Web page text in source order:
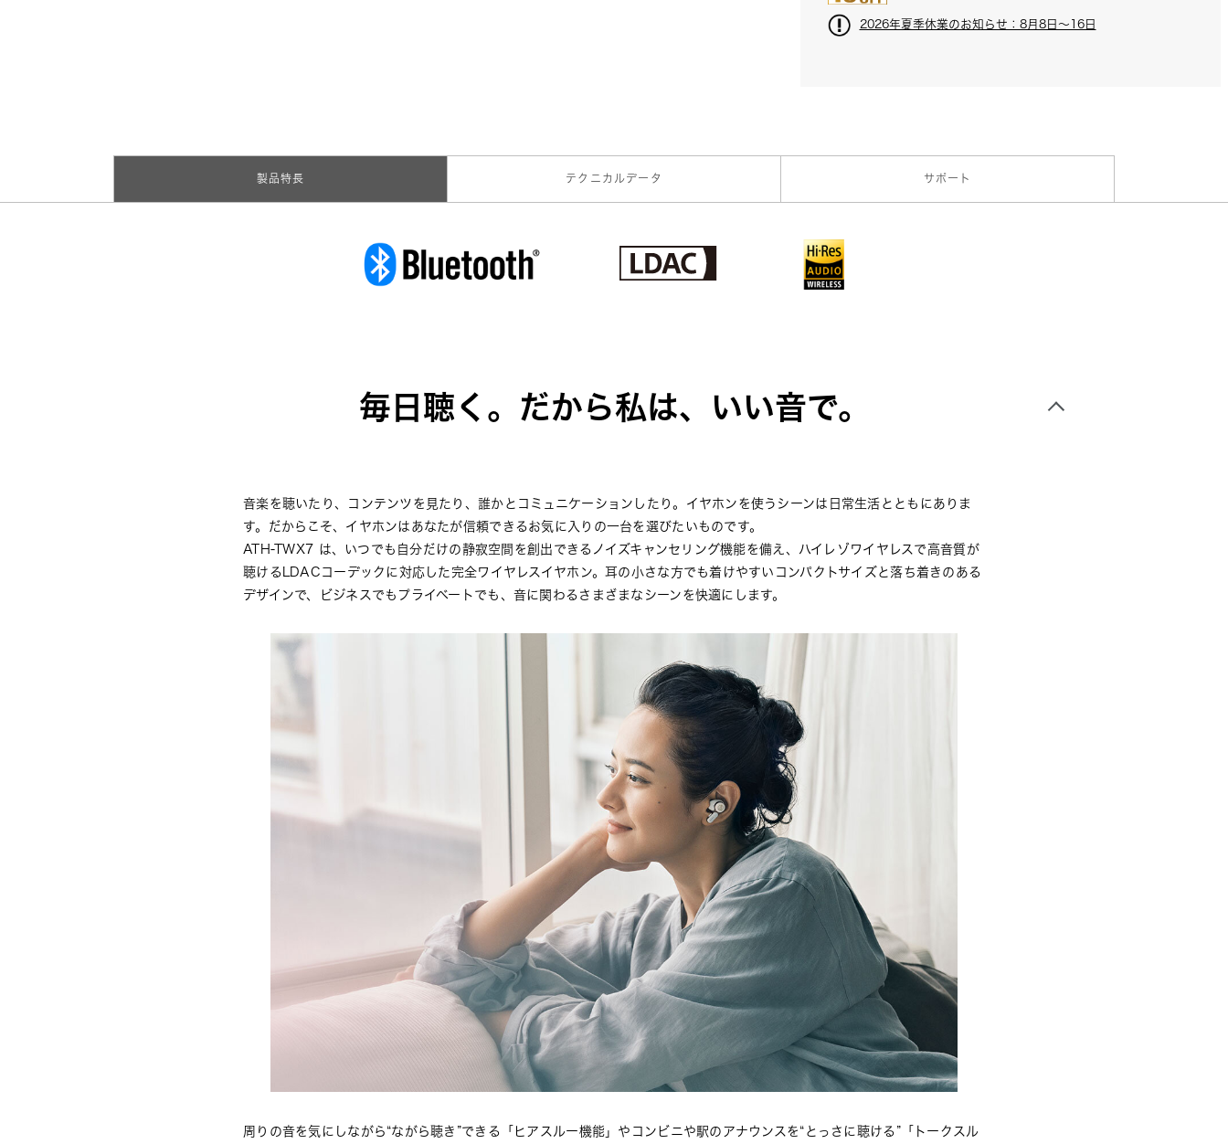
2026年夏季休業のお知らせ：8月8日～16日
製品特長 テクニカルデータ サポート
毎日聴く。だから私は、いい音で。
音楽を聴いたり、コンテンツを見たり、誰かとコミュニケーションしたり。イヤホンを使うシーンは日常生活とともにありま
す。だからこそ、イヤホンはあなたが信頼できるお気に入りの一台を選びたいものです。
ATH-TWX7 は、いつでも自分だけの静寂空間を創出できるノイズキャンセリング機能を備え、ハイレゾワイヤレスで高音質が
聴けるLDACコーデックに対応した完全ワイヤレスイヤホン。耳の小さな方でも着けやすいコンパクトサイズと落ち着きのある
デザインで、ビジネスでもプライベートでも、音に関わるさまざまなシーンを快適にします。
周りの音を気にしながら“ながら聴き”できる「ヒアスルー機能」やコンビニや駅のアナウンスを“とっさに聴ける”「トークスル